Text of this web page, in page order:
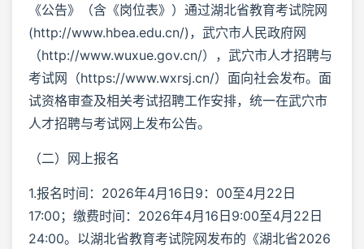
《公告》（含《岗位表》）通过湖北省教育考试院网
(http://www.hbea.edu.cn/)，武穴市人民政府网
（http://www.wuxue.gov.cn/），武穴市人才招聘与
考试网（https://www.wxrsj.cn/）面向社会发布。面
试资格审查及相关考试招聘工作安排，统一在武穴市
人才招聘与考试网上发布公告。
（二）网上报名
1.报名时间：2026年4月16日9：00至4月22日
17:00；缴费时间：2026年4月16日9:00至4月22日
24:00。以湖北省教育考试院网发布的《湖北省2026